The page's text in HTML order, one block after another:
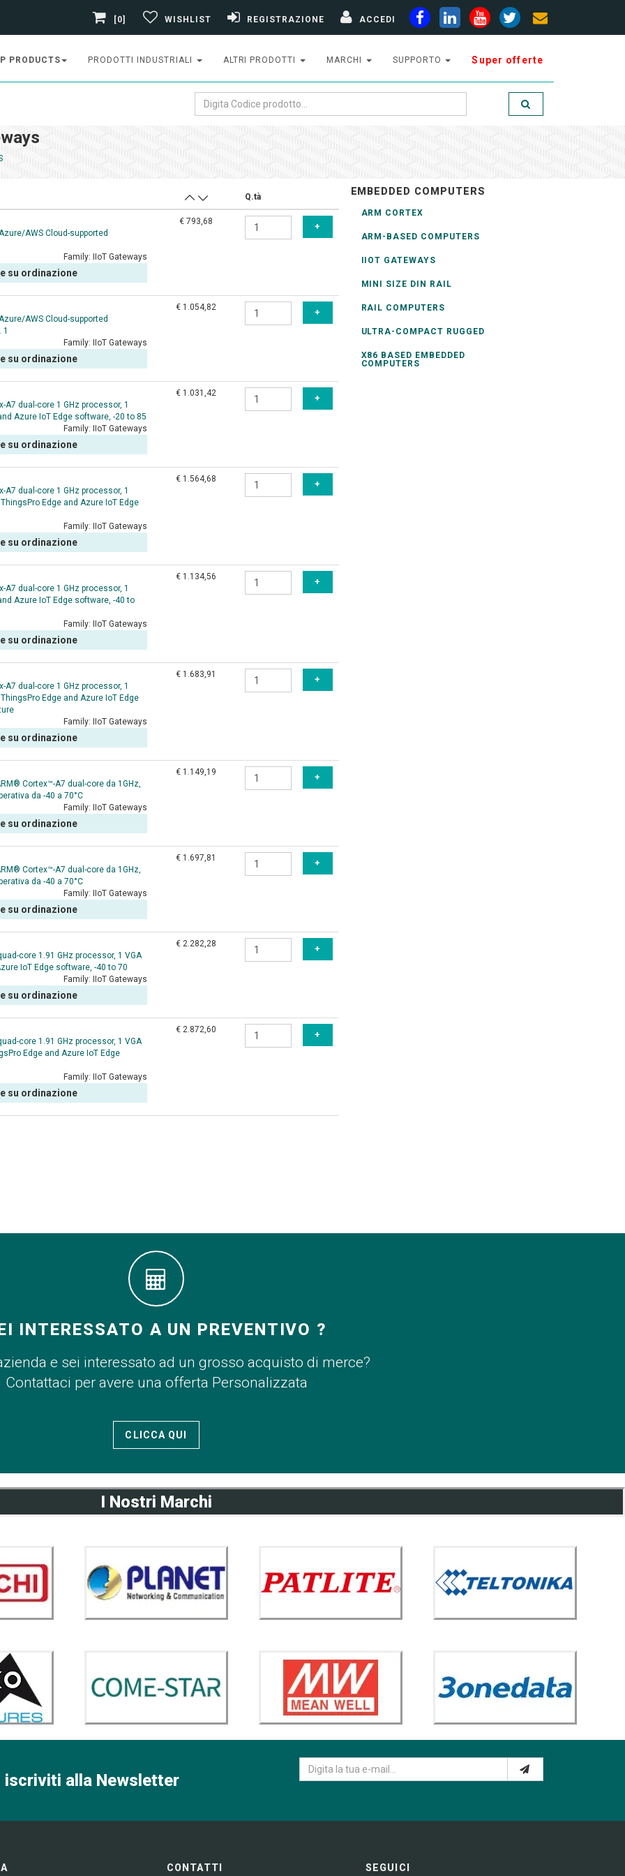
[0] WISHLIST REGISTRAZIONE ACCEDI
PRODUCTS PRODOTTI INDUSTRIALI ALTRI PRODOTTI MARCHI SUPPORTO Super offerte
Q.tà
AWS Cloud-supported
Family: IIoT Gateways
su ordinazione
€ 793,68
AWS Cloud-supported
1
Family:
IIoT Gateways
su ordinazione
€ 1.054,82
dual-core 1 GHz processor, 1
Azure IoT Edge software, -20 to 85
Family:
IIoT Gateways
su ordinazione
€ 1.031,42
dual-core 1 GHz processor, 1
Edge and Azure IoT Edge
Family: IIoT Gateways
su ordinazione
€ 1.564,68
dual-core 1 GHz processor, 1
Azure IoT Edge software, -40 to
Family: IIoT Gateways
su ordinazione
€ 1.134,56
dual-core 1 GHz processor, 1
Edge and Azure IoT Edge
Family:
IIoT Gateways
su ordinazione
€ 1.683,91
Cortex™-A7 dual-core da 1GHz,
da -40 a 70°C
Family:
IIoT Gateways
su ordinazione
€ 1.149,19
Cortex™-A7 dual-core da 1GHz,
da -40 a 70°C
Family:
IIoT Gateways
su ordinazione
€ 1.697,81
core 1.91 GHz processor, 1 VGA
IoT Edge software, -40 to 70
Family:
IIoT Gateways
su ordinazione
€ 2.282,28
core 1.91 GHz processor, 1 VGA
Edge and Azure IoT Edge
Family: IIoT Gateways
su ordinazione
€ 2.872,60
EMBEDDED COMPUTERS
ARM CORTEX
ARM-BASED COMPUTERS
IIOT GATEWAYS
MINI SIZE DIN RAIL
RAIL COMPUTERS
ULTRA-COMPACT RUGGED
X86 BASED EMBEDDED
COMPUTERS
INTERESSATO A UN PREVENTIVO ?
e sei interessato ad un grosso acquisto di merce?
Contattaci per avere una offerta Personalizzata
CLICCA QUI
I Nostri Marchi
iscriviti alla Newsletter
CONTATTI SEGUICI